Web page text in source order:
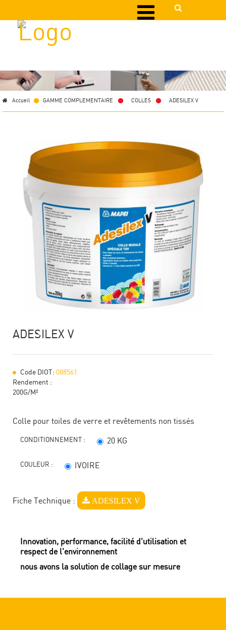
Accueil GAMME COMPLEMENTAIRE > COLLES > ADESILEX V
ADESILEX V
Code DIOT: 088561
Rendement :
200G/M²
Colle pour toiles de verre et revêtements non tissés
CONDITIONNEMENT : 20 KG
COULEUR : IVOIRE
Fiche Technique : ADESILEX V
Innovation, performance, facilité d'utilisation et
respect de l'environnement
nous avons la solution de collage sur mesure